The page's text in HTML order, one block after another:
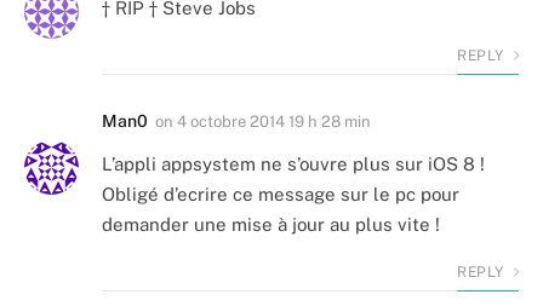
† RIP † Steve Jobs
REPLY
Man0 on 4 octobre 2014 19 h 28 min
L’appli appsystem ne s’ouvre plus sur iOS 8 !
Obligé d’ecrire ce message sur le pc pour
demander une mise à jour au plus vite !
REPLY